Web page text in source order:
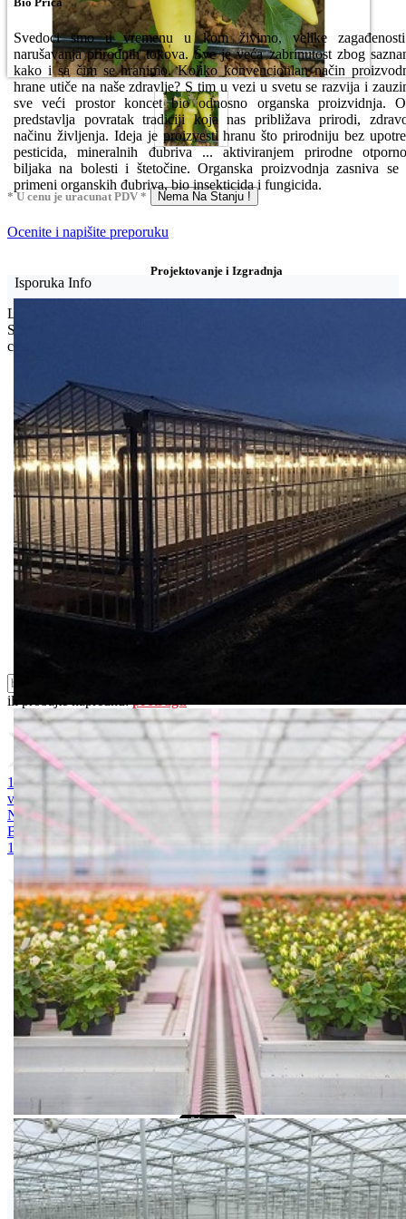
Svedoci smo u vremenu u kom živimo, velike
narušavanja prirodnih tokova. Sve je veća zabrinutost zbog
kako i sa čim se hranimo. Koliko konvencionlan način
hrane utiče na naše zdravlje? S tim u vezi u svetu se razvija i
sve veći prostor koncet bio odnosno organska proizvidnja.
predstavlja povratak tradiciji koja nas približava prirodi,
načinu življenja. Ideja je proizvesti hranu što prirodniju bez
pesticida, mineralnih đubriva ... aktiviranjem prirodne
biljaka na bolesti i štetočine. Organska proizvodnja zasniva se
primeni organskih đubriva, bio insekticida i fungicida.
Projektovanje i Izgradnja
* U cenu je uracunat PDV * Nema Na Stanju !
Ocenite i napišite preporuku
Isporuka Info
Limit za porudžbinu je
Srbije. Za inostranstvo, molimo da nas kontaktirate za informacije o
ceni i mogućnostima isporuke.
Bio priča
Biostimulacija
Dezinfekcija
Feromoni i klopke
Folije i agrotekstili
Oprema i instrumenti
Semena povrća
Sredstva za ishranu biljaka
Sredstva za zaštitu biljaka
Supstrati
ili probajte naprednu:
1. MAGNEZIJUM SULFAT 25kg
2. AMONIUM SULFAT /
vodotopivi 25kg
3. KALIJUM SULFAT 25kg
4. KALCIJUM
NITRAT 25kg
5. ARDENDO 7. Acoustic 1l
8.
Bely acid 15-10-25 + 2MgO+ Me 25kg
9. BUCHAREST 2500S
10. CINKOSAN
Vilmoran/ Mikado
Drugi Proizvodi od Vilmoran/ Mikado